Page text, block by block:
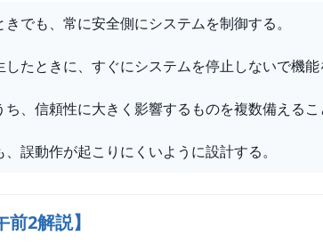
でも、常に安全側にシステムを制御する。
たときに、すぐにシステムを停止しないで機能
、信頼性に大きく影響するものを複数備える
誤動作が起こりにくいように設計する。
2解説】